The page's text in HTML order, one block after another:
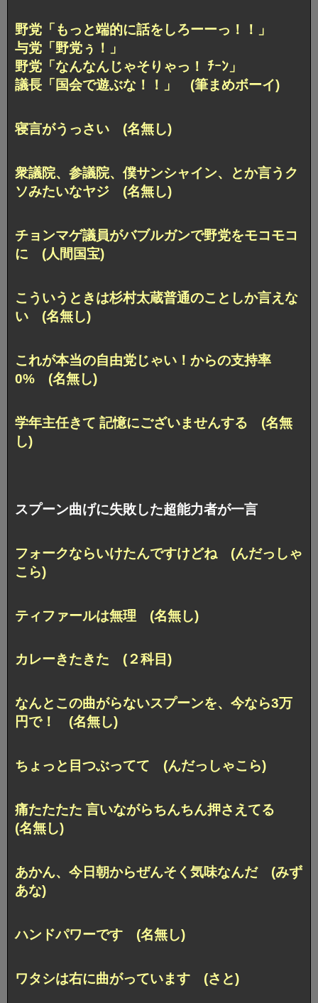
野党「もっと端的に話をしろーーっ！！」
与党「野党ぅ！」
野党「なんなんじゃそりゃっ！ ﾁｰﾝ」
議長「国会で遊ぶな！！」 (筆まめボーイ)
寝言がうっさい (名無し)
衆議院、参議院、僕サンシャイン、とか言うク
ソみたいなヤジ (名無し)
チョンマゲ議員がバブルガンで野党をモコモコ
に (人間国宝)
こういうときは杉村太蔵普通のことしか言えな
い (名無し)
これが本当の自由党じゃい！からの支持率
0% (名無し)
学年主任きて 記憶にございませんする (名無
し)
スプーン曲げに失敗した超能力者が一言
フォークならいけたんですけどね (んだっしゃ
こら)
ティファールは無理 (名無し)
カレーきたきた (２科目)
なんとこの曲がらないスプーンを、今なら3万
円で！ (名無し)
ちょっと目つぶってて (んだっしゃこら)
痛たたたた 言いながらちんちん押さえてる
(名無し)
あかん、今日朝からぜんそく気味なんだ (みず
あな)
ハンドパワーです (名無し)
ワタシは右に曲がっています (さと)